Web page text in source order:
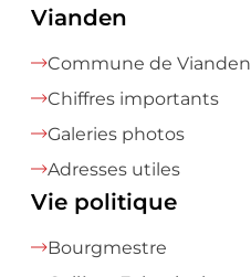
Vianden
Commune de Vianden
Chiffres importants
Galeries photos
Adresses utiles
Vie politique
Bourgmestre